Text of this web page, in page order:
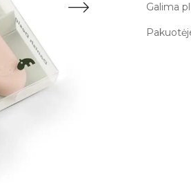
Galima